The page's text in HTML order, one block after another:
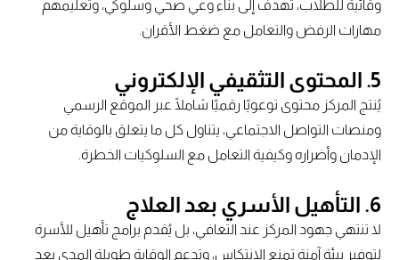
وقائية للطلاب، تهدف إلى بناء وعي صحي وسلوكي، وتعليمهم
مهارات الرفض والتعامل مع ضغط الأقران.
5. المحتوى التثقيفي الإلكتروني
يُنتج المركز محتوى توعويًا رقميًا شاملًا عبر الموقع الرسمي
ومنصات التواصل الاجتماعي، يتناول كل ما يتعلق بالوقاية من
الإدمان وأضراره وكيفية التعامل مع السلوكيات الخطرة.
6. التأهيل الأسري بعد العلاج
لا تنتهي جهود المركز عند التعافي، بل يُقدم برامج تأهيل للأسرة
لتوفير بيئة آمنة تمنع الانتكاس، وتدعم الوقاية طويلة المدى بعد